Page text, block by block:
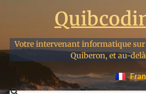
Votre intervenant informatique sur
Quiberon, et au-delà